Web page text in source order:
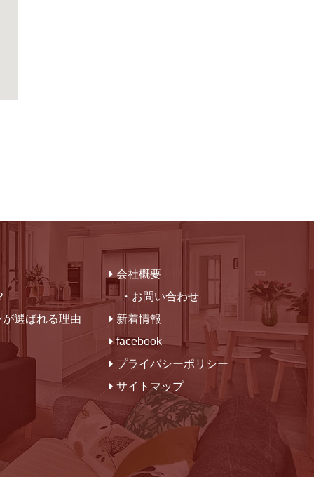
が選ばれる理由
会社概要
・お問い合わせ
新着情報
facebook
プライバシーポリシー
サイトマップ